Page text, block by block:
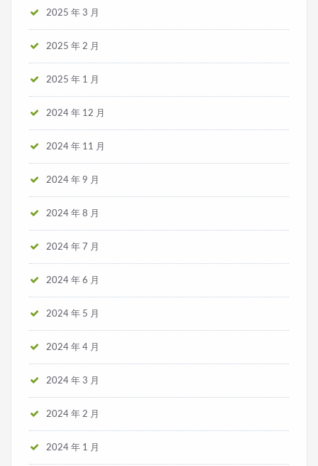
2025 年 3 月
2025 年 2 月
2025 年 1 月
2024 年 12 月
2024 年 11 月
2024 年 9 月
2024 年 8 月
2024 年 7 月
2024 年 6 月
2024 年 5 月
2024 年 4 月
2024 年 3 月
2024 年 2 月
2024 年 1 月